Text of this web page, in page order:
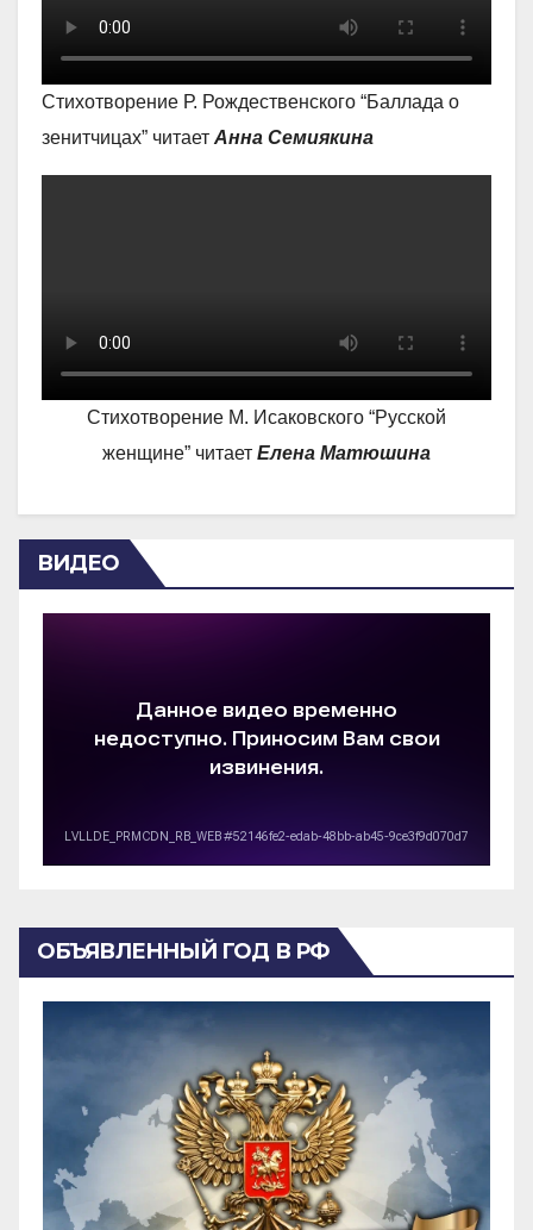
Стихотворение Р. Рождественского “Баллада о
зенитчицах” читает Анна Семиякина
Стихотворение М. Исаковского “Русской
женщине” читает Елена Матюшина
ВИДЕО
ОБЪЯВЛЕННЫЙ ГОД В РФ